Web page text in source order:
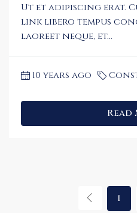
Ut et adipiscing erat.
link libero tempus
laoreet neque, et...
10 years ago
Read
1